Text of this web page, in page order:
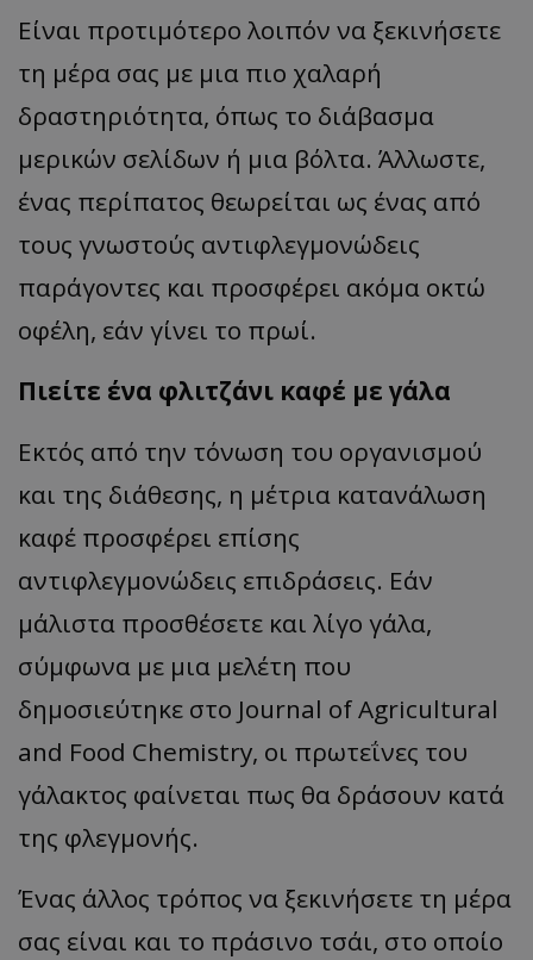
Είναι προτιμότερο λοιπόν να ξεκινήσετε
τη μέρα σας με μια πιο χαλαρή
δραστηριότητα, όπως το διάβασμα
μερικών σελίδων ή μια βόλτα. Άλλωστε,
ένας περίπατος θεωρείται ως ένας από
τους γνωστούς αντιφλεγμονώδεις
παράγοντες και προσφέρει ακόμα οκτώ
οφέλη, εάν γίνει το πρωί.
Πιείτε ένα φλιτζάνι καφέ με γάλα
Εκτός από την τόνωση του οργανισμού
και της διάθεσης, η μέτρια κατανάλωση
καφέ προσφέρει επίσης
αντιφλεγμονώδεις επιδράσεις. Εάν
μάλιστα προσθέσετε και λίγο γάλα,
σύμφωνα με μια μελέτη που
δημοσιεύτηκε στο Journal of Agricultural
and Food Chemistry, οι πρωτεΐνες του
γάλακτος φαίνεται πως θα δράσουν κατά
της φλεγμονής.
Ένας άλλος τρόπος να ξεκινήσετε τη μέρα
σας είναι και το πράσινο τσάι, στο οποίο